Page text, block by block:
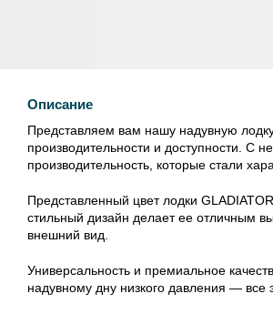
Описание
Представляем вам нашу надувную
производительности и доступности. С
производительность, которые стали
Представленный цвет лодки
стильный дизайн делает ее отличным
внешний вид.
Универсальность и премиальное
надувному дну низкого давления — все